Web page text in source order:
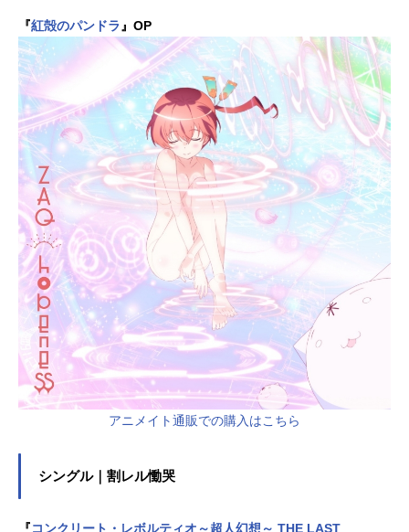
『紅殻のパンドラ 』OP
アニメイト通販での購入はこちら
シングル｜割レル慟哭
『コンクリート・レボルティオ～超人幻想～ THE LAST